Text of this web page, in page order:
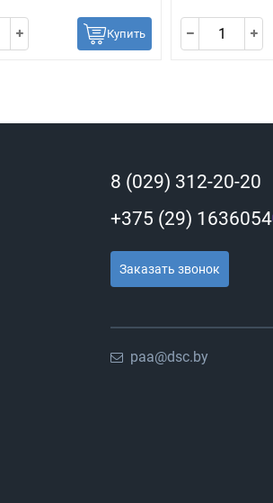
Купить
8 (029) 312-20-20
+375 (29) 1636054
Заказать звонок
paa@dsc.by